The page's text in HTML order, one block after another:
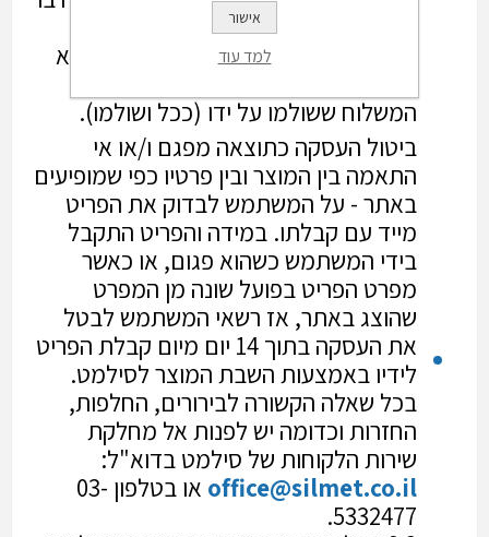
כל שימוש. מובהר כי במקרה של ביטול
עסקה שלא עקב פגם ו/או אי התאמה לא
המשלוח ששולמו על ידו (ככל ושולמו).
ביטול העסקה כתוצאה מפגם ו/או אי
התאמה בין המוצר ובין פרטיו כפי שמופיעים
באתר - על המשתמש לבדוק את הפריט
מייד עם קבלתו. במידה והפריט התקבל
בידי המשתמש כשהוא פגום, או כאשר
מפרט הפריט בפועל שונה מן המפרט
שהוצג באתר, אז רשאי המשתמש לבטל
את העסקה בתוך 14 יום מיום קבלת הפריט
לידיו באמצעות השבת המוצר לסילמט.
בכל שאלה הקשורה לבירורים, החלפות,
החזרות וכדומה יש לפנות אל מחלקת
שירות הלקוחות של סילמט בדוא"ל:
office@silmet.co.il
או בטלפון 03-
5332477.
אישור
למד עוד